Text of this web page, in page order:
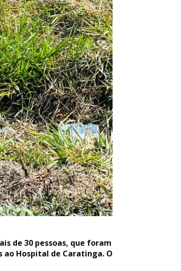
de 30 pessoas, que foram
ao Hospital de Caratinga. O